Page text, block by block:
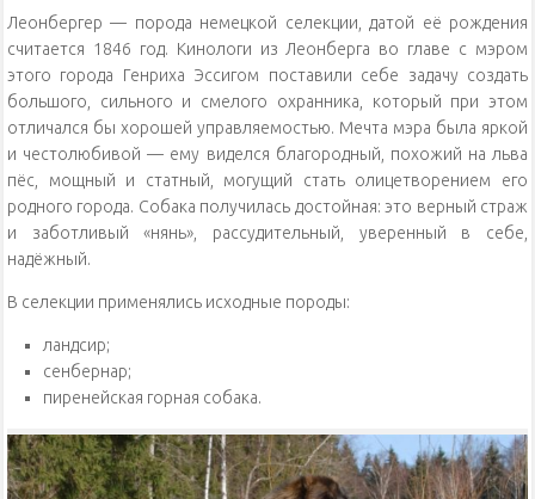
Леонбергер — порода немецкой селекции, датой её рождения
считается 1846 год. Кинологи из Леонберга во главе с мэром
этого города Генриха Эссигом поставили себе задачу создать
большого, сильного и смелого охранника, который при этом
отличался бы хорошей управляемостью. Мечта мэра была яркой
и честолюбивой — ему виделся благородный, похожий на льва
пёс, мощный и статный, могущий стать олицетворением его
родного города. Собака получилась достойная: это верный страж
и заботливый «нянь», рассудительный, уверенный в себе,
надёжный.
В селекции применялись исходные породы:
ландсир;
сенбернар;
пиренейская горная собака.